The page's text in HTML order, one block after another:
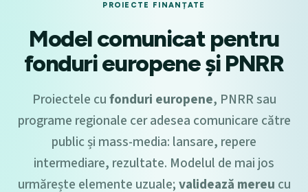
PROIECTE FINANȚATE
Model comunicat pentru
fonduri europene și PNRR
Proiectele cufonduri europene, PNRR sau
programe regionale cer adesea comunicare către
public și mass-media: lansare, repere
intermediare, rezultate. Modelul de mai jos
urmărește elemente uzuale;validează mereu cu